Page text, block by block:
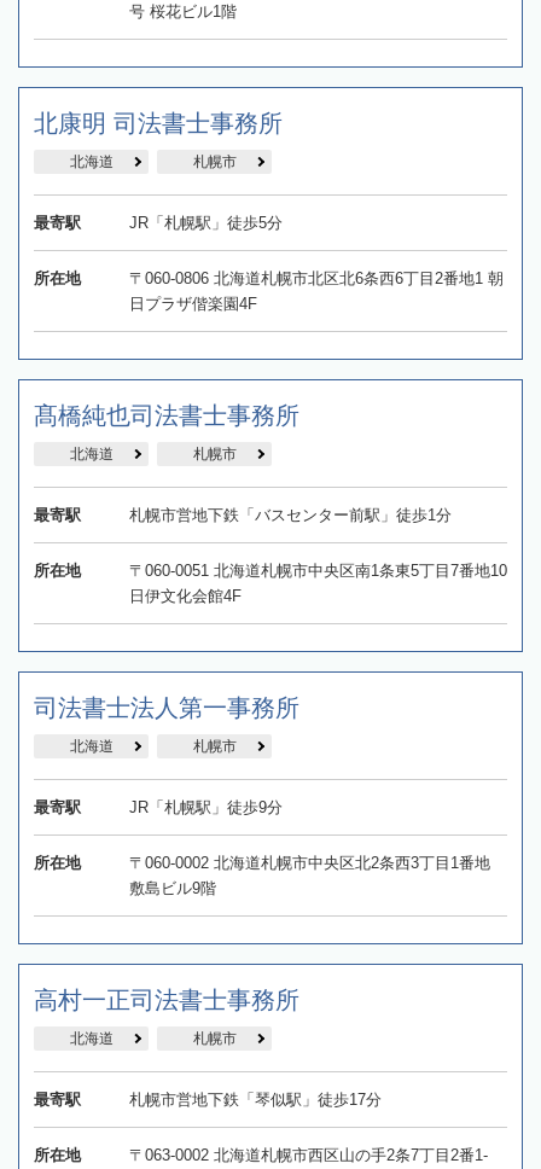
号 桜花ビル1階
北康明 司法書士事務所
北海道 札幌市
最寄駅 JR「札幌駅」徒歩5分
所在地
〒060-0806 北海道札幌市北区北6条西6丁目2番地1 朝
日プラザ偕楽園4F
髙橋純也司法書士事務所
北海道 札幌市
最寄駅 札幌市営地下鉄「バスセンター前駅」徒歩1分
所在地
〒060-0051 北海道札幌市中央区南1条東5丁目7番地10
日伊文化会館4F
司法書士法人第一事務所
北海道 札幌市
最寄駅 JR「札幌駅」徒歩9分
所在地
〒060-0002 北海道札幌市中央区北2条西3丁目1番地
敷島ビル9階
高村一正司法書士事務所
北海道 札幌市
最寄駅 札幌市営地下鉄「琴似駅」徒歩17分
所在地
〒063-0002 北海道札幌市西区山の手2条7丁目2番1-